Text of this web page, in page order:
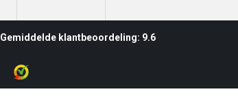
Gemiddelde klantbeoordeling: 9.6